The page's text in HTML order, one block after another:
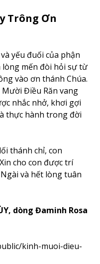
Trông Ơn
yếu đuối của phận
lòng mến đòi hỏi sự từ
vào ơn thánh Chúa.
Điều Răn vang
nhắc nhở, khơi gợi
thực hành trong đời
thánh chỉ, con
cho con được trí
và hết lòng tuân
dòng Đaminh Rosa
kinh-muoi-dieu-